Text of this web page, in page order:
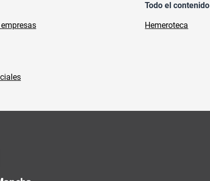
Todo el contenido
Hemeroteca